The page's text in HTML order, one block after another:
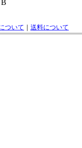
ついて ｜ 送料について